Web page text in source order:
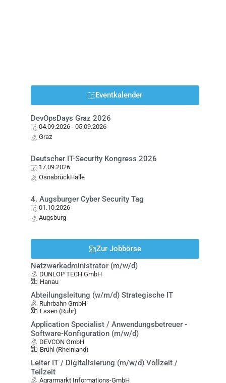
Eventkalender
DevOpsDays Graz 2026
04.09.2026- 05.09.2026
Graz
Deutscher IT-Security Kongress 2026
17.09.2026
OsnabrückHalle
4. Augsburger Cyber Security Tag
01.10.2026
Augsburg
Zur Jobbörse
Netzwerkadministrator (m/w/d)
DUNLOP TECH GmbH
Hanau
Abteilungsleitung (w/m/d) Strategische IT
Ruhrbahn GmbH
Essen (Ruhr)
Application Specialist / Anwendungsbetreuer -
Software-Konfiguration (m/w/d)
DEVCON GmbH
Brühl (Rheinland)
Leiter IT / Digitalisierung (m/w/d) Vollzeit /
Teilzeit
Agrarmarkt Informations-GmbH